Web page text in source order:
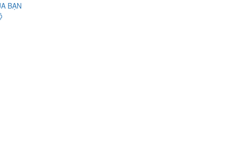
BẠN